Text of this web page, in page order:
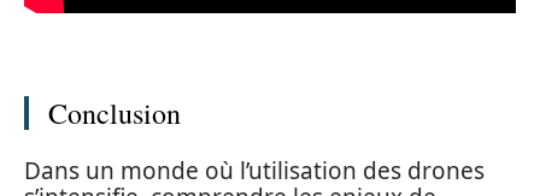
Conclusion
Dans un monde où l’utilisation des drones